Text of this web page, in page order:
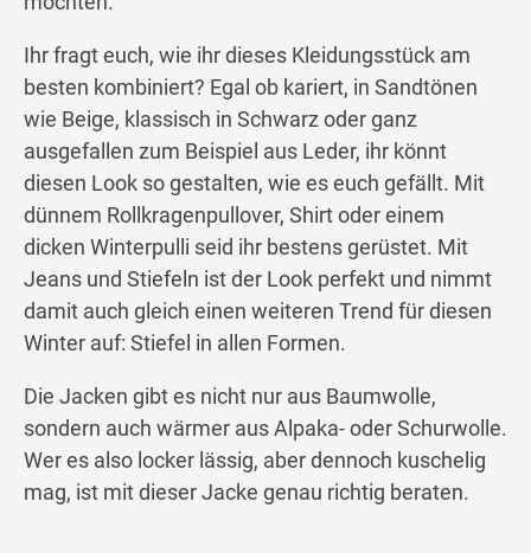
Ihr fragt euch, wie ihr dieses Kleidungsstück am
besten kombiniert? Egal ob kariert, in Sandtönen
wie Beige, klassisch in Schwarz oder ganz
ausgefallen zum Beispiel aus Leder, ihr könnt
diesen Look so gestalten, wie es euch gefällt. Mit
dünnem Rollkragenpullover, Shirt oder einem
dicken Winterpulli seid ihr bestens gerüstet. Mit
Jeans und Stiefeln ist der Look perfekt und nimmt
damit auch gleich einen weiteren Trend für diesen
Winter auf: Stiefel in allen Formen.
Die Jacken gibt es nicht nur aus Baumwolle,
sondern auch wärmer aus Alpaka- oder Schurwolle.
Wer es also locker lässig, aber dennoch kuschelig
mag, ist mit dieser Jacke genau richtig beraten.